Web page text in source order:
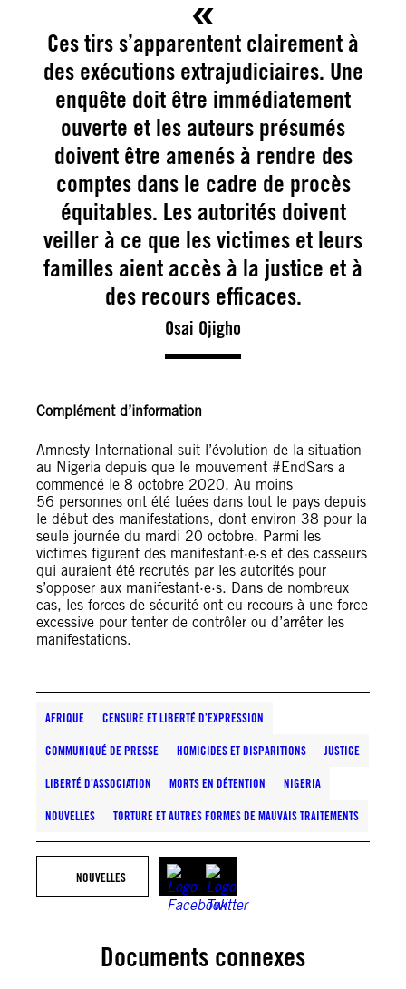
Ces tirs s’apparentent clairement à
des exécutions extrajudiciaires. Une
enquête doit être immédiatement
ouverte et les auteurs présumés
doivent être amenés à rendre des
comptes dans le cadre de procès
équitables. Les autorités doivent
veiller à ce que les victimes et leurs
familles aient accès à la justice et à
des recours efficaces.
Osai Ojigho
Complément d’information
Amnesty International suit l’évolution de la situation
au Nigeria depuis que le mouvement #EndSars a
commencé le 8 octobre 2020. Au moins
56 personnes ont été tuées dans tout le pays depuis
le début des manifestations, dont environ 38 pour la
seule journée du mardi 20 octobre. Parmi les
victimes figurent des manifestant·e·s et des casseurs
qui auraient été recrutés par les autorités pour
s’opposer aux manifestant·e·s. Dans de nombreux
cas, les forces de sécurité ont eu recours à une force
excessive pour tenter de contrôler ou d’arrêter les
manifestations.
AFRIQUE CENSURE ET LIBERTÉ D’EXPRESSION
COMMUNIQUÉ DE PRESSE HOMICIDES ET DISPARITIONS JUSTICE
LIBERTÉ D’ASSOCIATION MORTS EN DÉTENTION NIGERIA
NOUVELLES TORTURE ET AUTRES FORMES DE MAUVAIS TRAITEMENTS
NOUVELLES
Documents connexes